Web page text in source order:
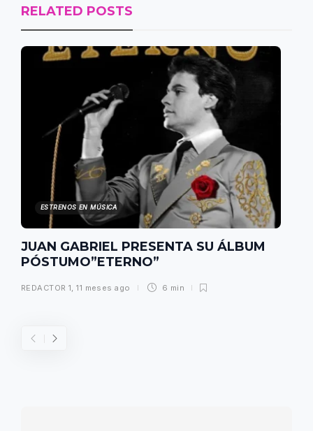
RELATED POSTS
ESTRENOS EN MÚSICA
JUAN GABRIEL PRESENTA SU ÁLBUM
PÓSTUMO”ETERNO”
REDACTOR 1 ,11 meses ago 6 min